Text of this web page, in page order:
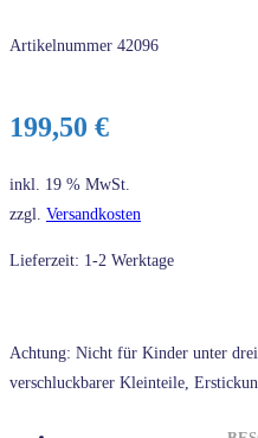
Artikelnummer 42096
199,50 €
inkl. 19 % MwSt.
zzgl. Versandkosten
Lieferzeit: 1-2 Werktage
Achtung: Nicht für Kinder unter drei
verschluckbarer Kleinteile,